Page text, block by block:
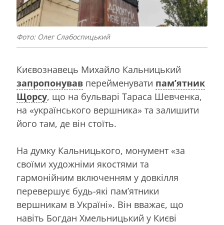
Фото: Олег Слабоспицький
Києвознавець Михайло Кальницький
запропонував перейменувати пам’ятник
Щорсу, що на бульварі Тараса Шевченка,
на «українського вершника» та залишити
його там, де він стоїть.
На думку Кальницького, монумент «за
своїми художніми якостями та
гармонійним включенням у довкілля
перевершує будь-які пам’ятники
вершникам в Україні». Він вважає, що
навіть Богдан Хмельницький у Києві